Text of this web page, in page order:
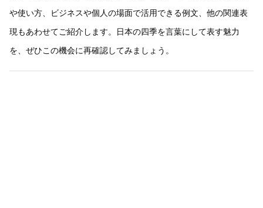
や使い方、ビジネスや個人の場面で活用できる例文、他の関連表
現もあわせてご紹介します。日本の四季を言葉にして表す魅力
を、ぜひこの機会に再確認してみましょう。